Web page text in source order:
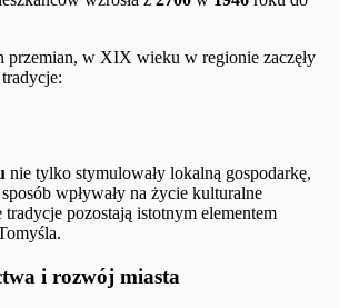
przemian, w XIX wieku w regionie zaczęły
nie tylko stymulowały lokalną gospodarkę,
wpływały na życie kulturalne
pozostają istotnym elementem
i rozwój miasta